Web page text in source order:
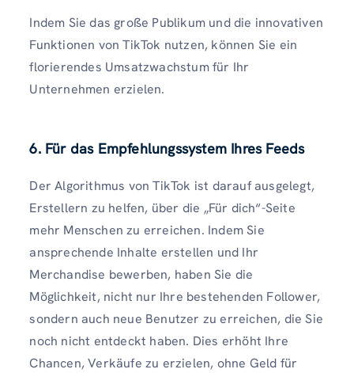
Indem Sie das große Publikum und die innovativen
Funktionen von TikTok nutzen, können Sie ein
florierendes Umsatzwachstum für Ihr
Unternehmen erzielen.
6. Für das Empfehlungssystem Ihres Feeds
Der Algorithmus von TikTok ist darauf ausgelegt,
Erstellern zu helfen, über die „Für dich“-Seite
mehr Menschen zu erreichen. Indem Sie
ansprechende Inhalte erstellen und Ihr
Merchandise bewerben, haben Sie die
Möglichkeit, nicht nur Ihre bestehenden Follower,
sondern auch neue Benutzer zu erreichen, die Sie
noch nicht entdeckt haben. Dies erhöht Ihre
Chancen, Verkäufe zu erzielen, ohne Geld für